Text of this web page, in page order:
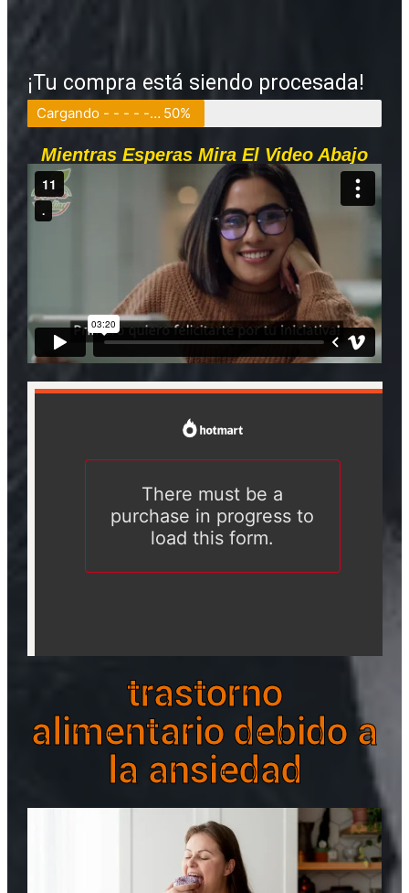
¡Tu compra está siendo procesada!
Cargando - - - - - - - - - - - - - - - - - - - - 50%
Mientras Esperas Mira El Video Abajo
trastorno
alimentario debido a
la ansiedad